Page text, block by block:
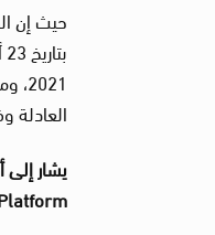
حيث إن
العادلة
يشار